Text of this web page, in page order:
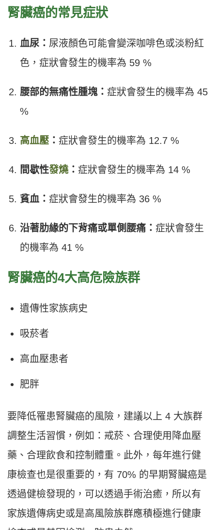
腎臟癌的常見症狀
血尿： 尿液顏色可能會變深咖啡色或淡粉紅
色，症狀會發生的機率為 59 %
腰部的無痛性腫塊： 症狀會發生的機率為 45
%
高血壓 ： 症狀會發生的機率為 12.7 %
間歇性發燒 ： 症狀會發生的機率為 14 %
貧血： 症狀會發生的機率為 36 %
沿著肋緣的下背痛或單側腰痛： 症狀會發生
的機率為 41 %
腎臟癌的4大高危險族群
遺傳性家族病史
吸菸者
高血壓患者
肥胖
要降低罹患腎臟癌的風險，建議以上 4 大族群
調整生活習慣，例如：戒菸、合理使用降血壓
藥、合理飲食和控制體重。此外，每年進行健
康檢查也是很重要的，有 70% 的早期腎臟癌是
透過健檢發現的，可以透過手術治癒，所以有
家族遺傳病史或是高風險族群應積極進行健康